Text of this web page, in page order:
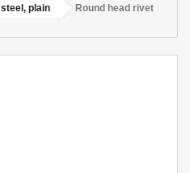
steel, plain
Round head rivet